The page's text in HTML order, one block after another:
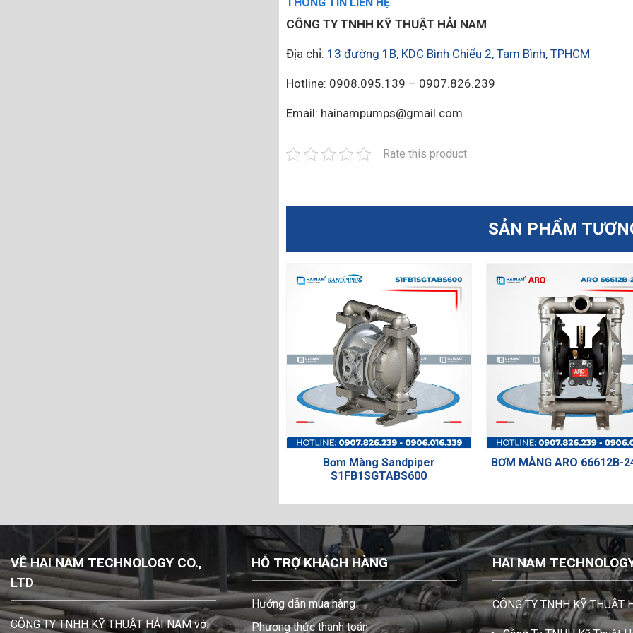
CÔNG TY TNHH KỸ THUẬT HẢI NAM
Địa chỉ: 13 đường 1B, KDC Bình Chiểu 2, Tam Bình, TPHCM
Hotline: 0908.095.139 – 0907.826.239
Email: hainampumps@gmail.com
Rate this product
SẢN PHẨM
BƠM MÀNG ARO 66612B-244-C-V
Bơm Màng TDS
VỀ HAI NAM TECHNOLOGY CO.,
LTD
CÔNG TY TNHH KỸ THUẬT HẢI NAM với
HỖ TRỢ KHÁCH HÀNG
Hướng dẫn mua hàng
Phương thức thanh toán
HAI NAM
CÔNG TY TNHH KỸ THUẬT